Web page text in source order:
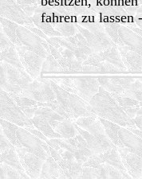
fahren zu lassen